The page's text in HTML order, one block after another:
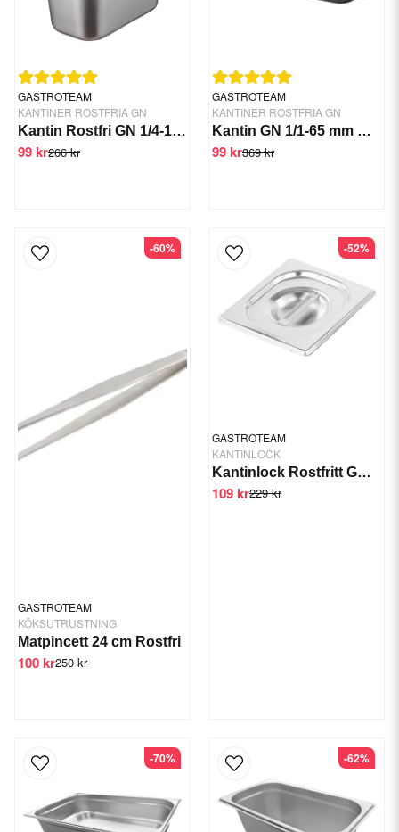
GASTROTEAM
KANTINER ROSTFRIA GN
Kantin Rostfri GN 1/4-150 mm
266 kr
99 kr
GASTROTEAM
KANTINER ROSTFRIA GN
Kantin GN 1/1-65 mm GTSWT
369 kr
99 kr
GASTROTEAM
KÖKSUTRUSTNING
Matpincett 24 cm Rostfri
250 kr
100 kr
-60%
GASTROTEAM
KANTINLOCK
Kantinlock Rostfritt GN 1/6
229 kr
109 kr
-52%
-70% -62%